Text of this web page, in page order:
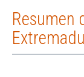
Resumen